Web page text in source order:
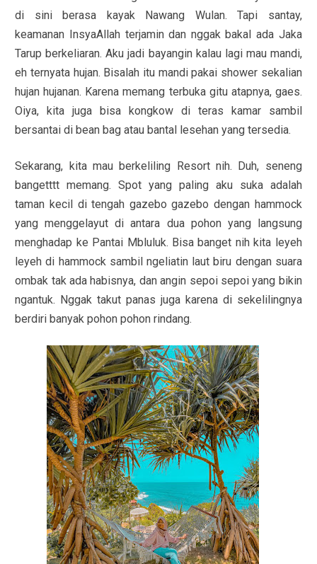
di sini berasa kayak Nawang Wulan. Tapi santay,
keamanan InsyaAllah terjamin dan nggak bakal ada Jaka
Tarup berkeliaran. Aku jadi bayangin kalau lagi mau mandi,
eh ternyata hujan. Bisalah itu mandi pakai shower sekalian
hujan hujanan. Karena memang terbuka gitu atapnya, gaes.
Oiya, kita juga bisa kongkow di teras kamar sambil
bersantai di bean bag atau bantal lesehan yang tersedia.
Sekarang, kita mau berkeliling Resort nih. Duh, seneng
bangetttt memang. Spot yang paling aku suka adalah
taman kecil di tengah gazebo gazebo dengan hammock
yang menggelayut di antara dua pohon yang langsung
menghadap ke Pantai Mbluluk. Bisa banget nih kita leyeh
leyeh di hammock sambil ngeliatin laut biru dengan suara
ombak tak ada habisnya, dan angin sepoi sepoi yang bikin
ngantuk. Nggak takut panas juga karena di sekelilingnya
berdiri banyak pohon pohon rindang.